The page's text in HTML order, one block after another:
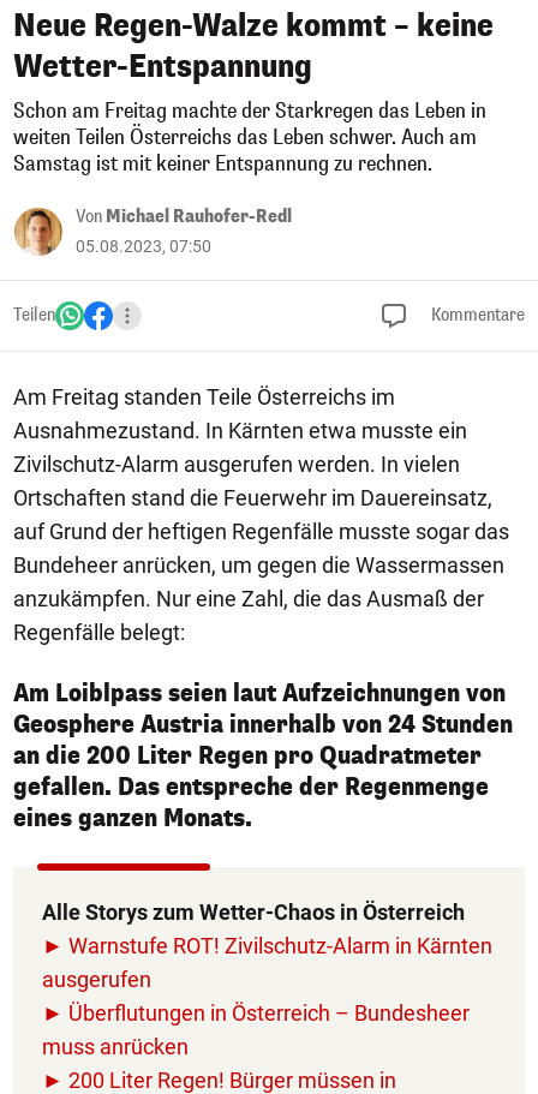
Neue Regen-Walze kommt – keine
Wetter-Entspannung
Schon am Freitag machte der Starkregen das Leben in
weiten Teilen Österreichs das Leben schwer. Auch am
Samstag ist mit keiner Entspannung zu rechnen.
Von Michael Rauhofer-Redl
05.08.2023, 07:50
Teilen Kommentare
Am Freitag standen Teile Österreichs im
Ausnahmezustand. In Kärnten etwa musste ein
Zivilschutz-Alarm ausgerufen werden. In vielen
Ortschaften stand die Feuerwehr im Dauereinsatz,
auf Grund der heftigen Regenfälle musste sogar das
Bundeheer anrücken, um gegen die Wassermassen
anzukämpfen. Nur eine Zahl, die das Ausmaß der
Regenfälle belegt:
Am Loiblpass seien laut Aufzeichnungen von
Geosphere Austria innerhalb von 24 Stunden
an die 200 Liter Regen pro Quadratmeter
gefallen. Das entspreche der Regenmenge
eines ganzen Monats.
Alle Storys zum Wetter-Chaos in Österreich
► Warnstufe ROT! Zivilschutz-Alarm in Kärnten
ausgerufen
► Überflutungen in Österreich – Bundesheer
muss anrücken
► 200 Liter Regen! Bürger müssen in